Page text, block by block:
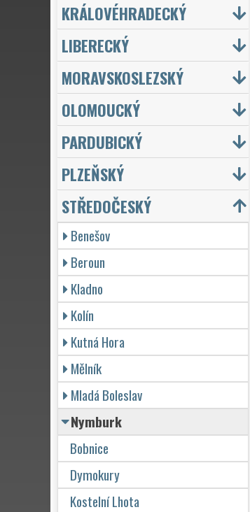
KRÁLOVÉHRADECKÝ
LIBERECKÝ
MORAVSKOSLEZSKÝ
OLOMOUCKÝ
PARDUBICKÝ
PLZEŇSKÝ
STŘEDOČESKÝ
Benešov
Beroun
Kladno
Kolín
Kutná Hora
Mělník
Mladá Boleslav
Nymburk
Bobnice
Dymokury
Kostelní Lhota